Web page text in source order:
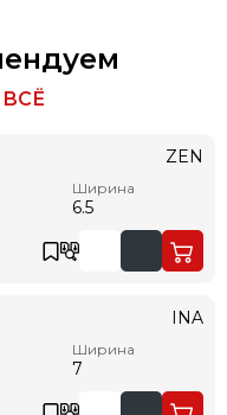
Ширина
6.5
ZEN
Ширина
7
INA